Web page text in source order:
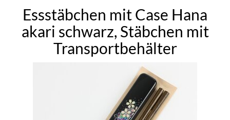
Essstäbchen mit Case Hana
akari schwarz, Stäbchen mit
Transportbehälter